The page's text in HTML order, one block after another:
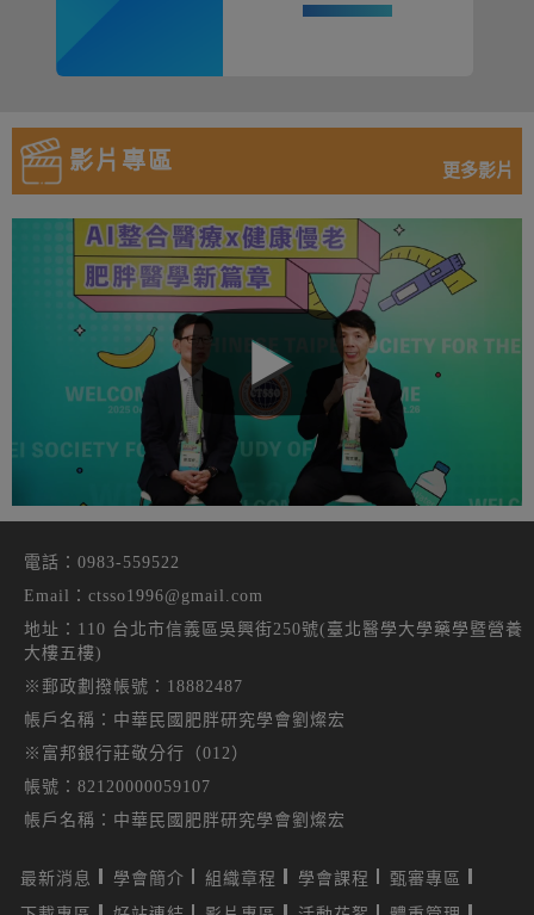
影片專區 更多影片
電話： 0983-559522
Email： ctsso1996@gmail.com
地址： 110 台北市信義區吳興街250號(臺北醫學大學藥學暨營養
大樓五樓)
※郵政劃撥帳號：18882487
帳戶名稱：中華民國肥胖研究學會劉燦宏
※富邦銀行莊敬分行（012）
帳號：82120000059107
帳戶名稱：中華民國肥胖研究學會劉燦宏
最新消息 學會簡介 組織章程 學會課程
甄審專區